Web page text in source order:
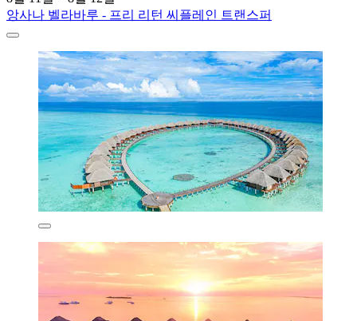
앙사나 벨라바루 - 프리 리턴 씨플레인 트랜스퍼